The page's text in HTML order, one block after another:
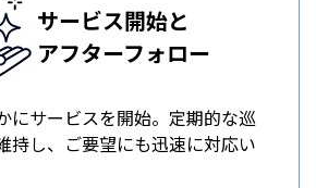
サービス開始と
アフターフォロー
にサービスを開始。定期的な巡
持し、ご要望にも迅速に対応い